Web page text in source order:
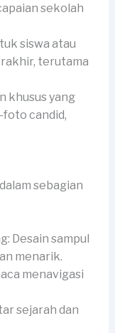
sekolah
siswa atau
terutama
khusus yang
candid,
sebagian
Desain sampul
menarik.
menavigasi
sejarah dan